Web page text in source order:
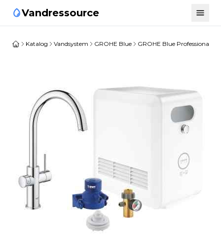
Vandressource
Katalog Vandsystem GROHE Blue GROHE Blue Professional